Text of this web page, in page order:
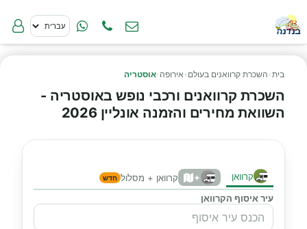
בית› השכרת קרוואנים בעולם › אירופה ›אוסטריה
השכרת קרוואנים ורכבי נופש באוסטריה -
השוואת מחירים והזמנה אונליין 2026
קרוואן + קרוואן + מסלול חדש
עיר איסוף הקרוואן